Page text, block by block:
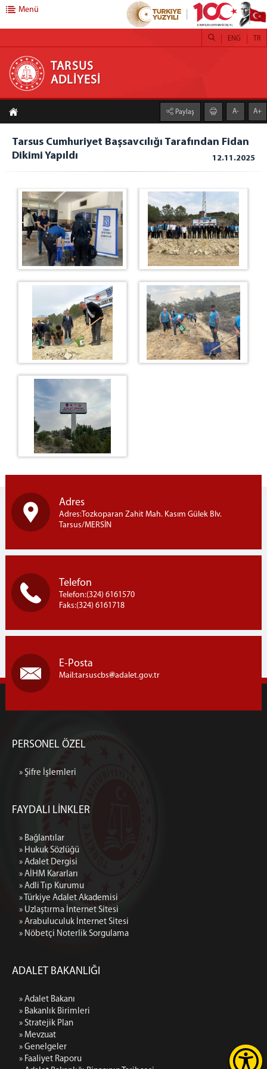
TARSUS ADLİYESİ
ANASAYFA
ADLİYEMİZ
Tarsus Adliyesi
Denetim Serbestlik
İcra Müdürlüğü
Mülhakatlar
Ceza İnfaz Kurumlarımız
Basın Suçları Bürosu
C. BAŞSAVCILIĞI
Cumhuriyet Başsavcısı
Cumhuriyet Başsavcı Vekilleri
C. Başsavcılığı Birimleri
MAHKEMELER
KOMİSYON
Komisyon Başkanı
Komisyon Üyeleri
İLETİŞİM
Menü
TARSUS
ADLİYESİ
TR
ENG
Paylaş A- A+
Tarsus Cumhuriyet Başsavcılığı Tarafından Fidan
Dikimi Yapıldı
12.11.2025
Adres
Adres:Tozkoparan Zahit Mah. Kasım Gülek Blv.
Tarsus/MERSİN
Telefon
Telefon:(324) 6161570
Faks:(324) 6161718
E-Posta
Mail:tarsuscbs adalet.gov.tr
PERSONEL ÖZEL
» Şifre İşlemleri
FAYDALI LİNKLER
» Bağlantılar
» Hukuk Sözlüğü
» Adalet Dergisi
» AİHM Kararları
» Adli Tıp Kurumu
» Türkiye Adalet Akademisi
» Uzlaştırma İnternet Sitesi
» Arabuluculuk İnternet Sitesi
» Nöbetçi Noterlik Sorgulama
ADALET BAKANLIĞI
» Adalet Bakanı
» Bakanlık Birimleri
» Stratejik Plan
» Mevzuat
» Genelgeler
» Faaliyet Raporu